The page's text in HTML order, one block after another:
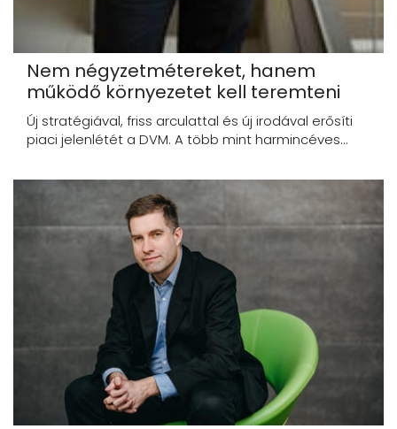
Nem négyzetmétereket, hanem
működő környezetet kell teremteni
Új stratégiával, friss arculattal és új irodával erősíti
piaci jelenlétét a DVM. A több mint harmincéves...